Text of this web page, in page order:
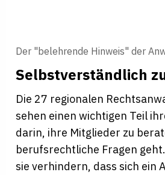
Der "belehrende Hinweis" der
Selbstverständlich
Die 27 regionalen
sehen einen wichtigen Teil
darin, ihre Mitglieder zu
berufsrechtliche Fragen
sie verhindern, dass sich ein